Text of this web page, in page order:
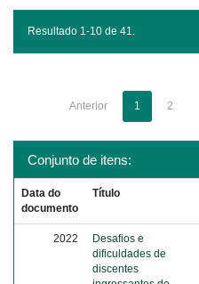
Resultado 1-10 de 41.
Anterior 1 2
Conjunto de itens:
Data do
documento
Título
2022
Desafios e
dificuldades de
discentes